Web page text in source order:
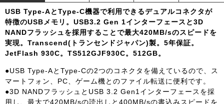
USB Type-AとType-C機器で利用できるデュアルコネクタが
特徴のUSBメモリ。USB3.2 Gen 1インターフェースと3D
NANDフラッシュを採用することで最大420MB/sのスピードを
実現。Transcend(トランセンドジャパン)製。5年保証。
JetFlash 930C。TS512GJF930C。512GB。
●USB Type-AとType-Cの2つのコネクタを備えているので、ス
マートフォン、PC、ゲーム機とのファイル転送に便利です。
●3D NANDフラッシュとUSB 3.2 Gen1インターフェースを採
用し、最大で420MB/sの読出しと400MB/sの書込みスピードを